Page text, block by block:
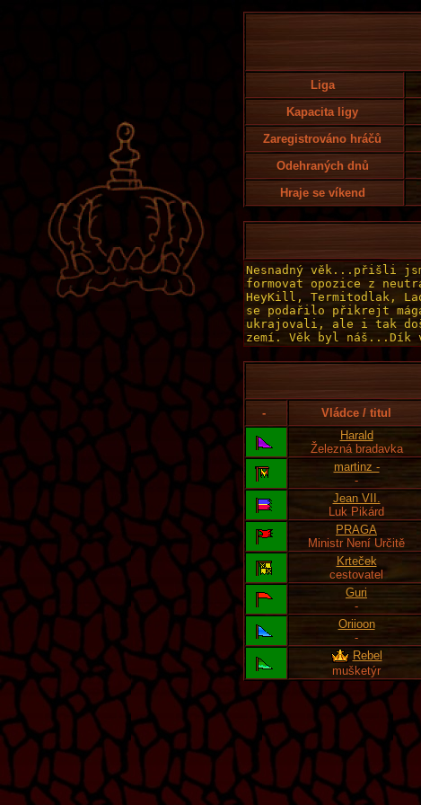
Liga
Kapacita ligy
Zaregistrováno hráčů
Odehraných dnů
Hraje se víkend
- Vládce / titul
Harald
Železná bradavka
martinz -
-
Jean VII.
Luk Pikárd
PRAGA
Ministr Není Určitě
Krteček
cestovatel
Guri
-
Oriioon
-
Rebel
mušketýr